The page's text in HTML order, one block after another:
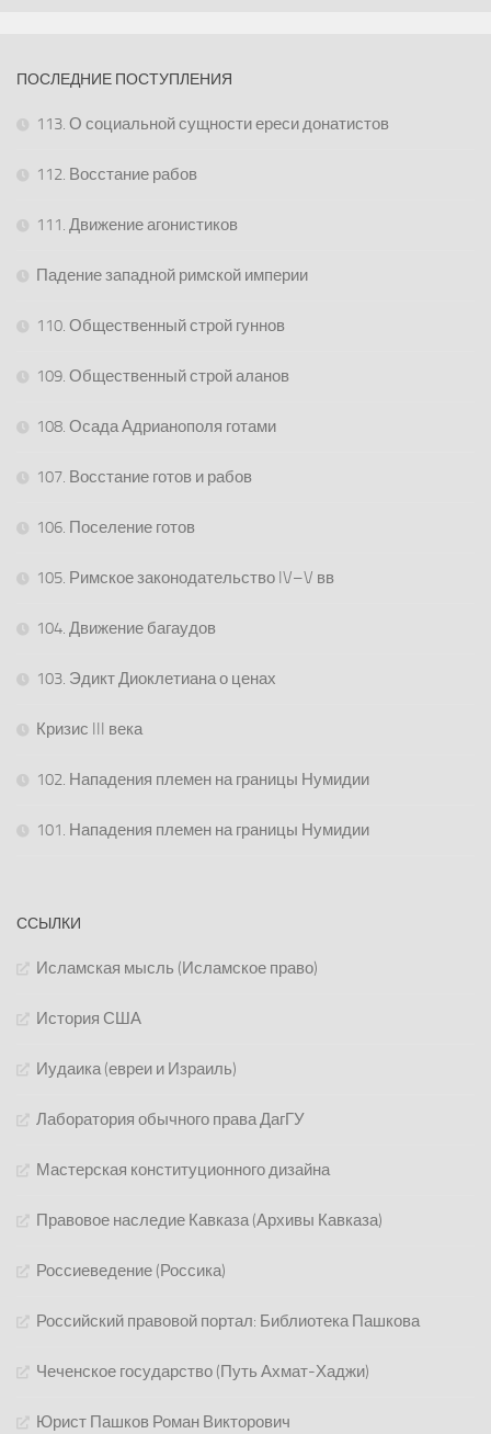
ПОСЛЕДНИЕ ПОСТУПЛЕНИЯ
113. О социальной сущности ереси донатистов
112. Восстание рабов
111. Движение агонистиков
Падение западной римской империи
110. Общественный строй гуннов
109. Общественный строй аланов
108. Осада Адрианополя готами
107. Восстание готов и рабов
106. Поселение готов
105. Римское законодательство IV–V вв
104. Движение багаудов
103. Эдикт Диоклетиана о ценах
Кризис III века
102. Нападения племен на границы Нумидии
101. Нападения племен на границы Нумидии
ССЫЛКИ
Исламская мысль (Исламское право)
История США
Иудаика (евреи и Израиль)
Лаборатория обычного права ДагГУ
Мастерская конституционного дизайна
Правовое наследие Кавказа (Архивы Кавказа)
Россиеведение (Россика)
Российский правовой портал: Библиотека Пашкова
Чеченское государство (Путь Ахмат-Хаджи)
Юрист Пашков Роман Викторович